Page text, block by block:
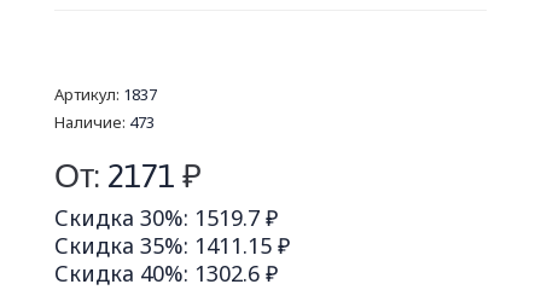
Артикул: 1837
Наличие: 473
От: 2171 ₽
Скидка 30%: 1519.7 ₽
Скидка 35%: 1411.15 ₽
Скидка 40%: 1302.6 ₽